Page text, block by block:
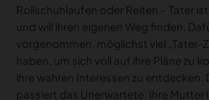
Rollschuhlaufen oder Reiten – Tater
und will ihren eigenen Weg finden.
vorgenommen, möglichst viel „Tater-
haben, um sich voll auf ihre Pläne zu
ihre wahren Interessen zu entdecken.
passiert das Unerwartete: Ihre Mutter